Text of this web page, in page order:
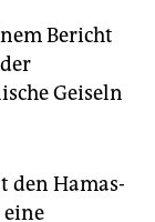
Bericht
Geiseln
den Hamas-
eine